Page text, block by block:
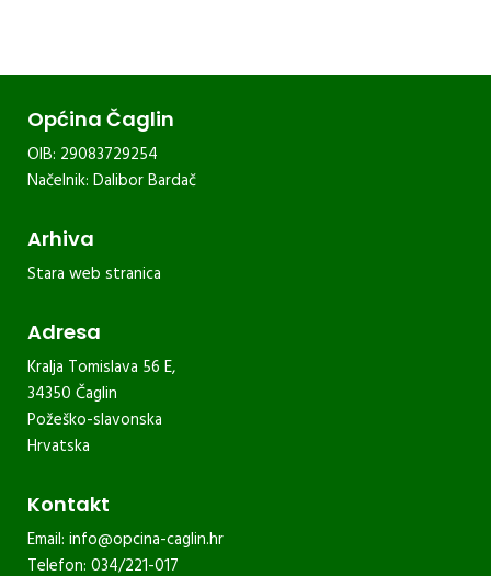
Općina Čaglin
OIB: 29083729254
Načelnik: Dalibor Bardač
Arhiva
Stara web stranica
Adresa
Kralja Tomislava 56 E,
34350 Čaglin
Požeško-slavonska
Hrvatska
Kontakt
Email: info@opcina-caglin.hr
Telefon: 034/221-017